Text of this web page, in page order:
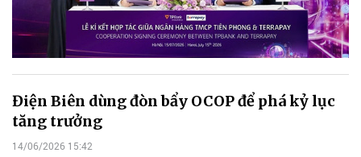
Điện Biên dùng đòn bẩy OCOP để phá kỷ lục
tăng trưởng
14/06/2026 15:42